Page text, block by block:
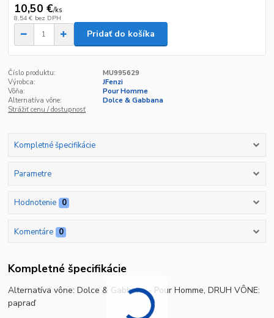
10,50 €/ks
8,54 € bez DPH
Pridať do košíka
Číslo produktu:
MU995629
Výrobca:
JFenzi
Vôňa:
Pour Homme
Alternatíva vône:
Dolce & Gabbana
Strážiť cenu / dostupnosť
Kompletné špecifikácie
Parametre
Hodnotenie 0
Komentáre 0
Kompletné špecifikácie
Alternatíva vône:Dolce & Gabbana ‐ Pour Homme, DRUH VÔNE:
papraď